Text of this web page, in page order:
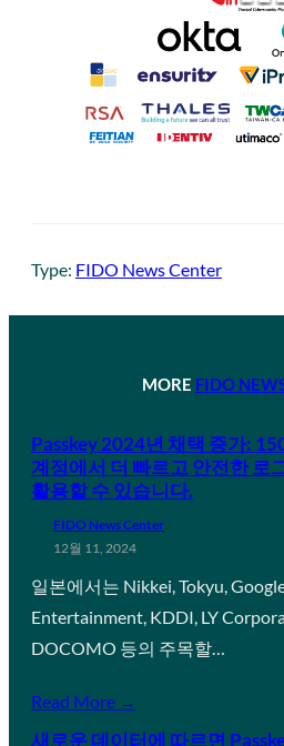
Type: FIDO News Center
MORE FIDO
Passkey 2024년 채택 증가:
계정에서 더 빠르고 안전한 로
활용할 수 있습니다.
FIDO News Center
12월 11, 2024
일본에서는 Nikkei, Tokyu,
Entertainment, KDDI, LY
DOCOMO 등의 주목할…
Read More →
새로운 데이터에 따르면